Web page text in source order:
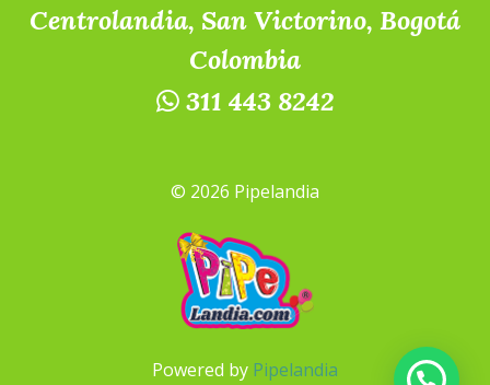
Centrolandia, San Victorino, Bogotá
Colombia
311 443 8242
© 2026 Pipelandia
Powered by Pipelandia